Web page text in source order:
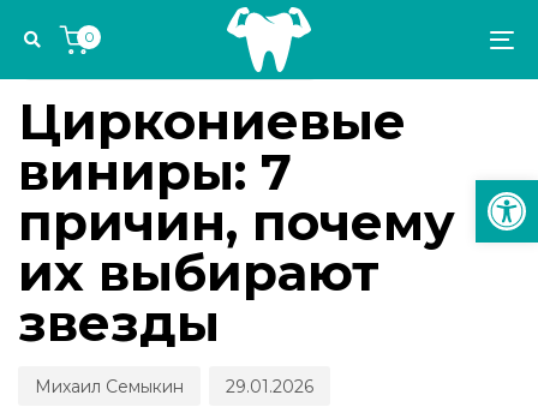
links
navigation
Skip
content
0
IN:
ИМПЛАНТОЛОГИЯ И ОРТОПЕДИЯ
Циркониевые
виниры: 7
причин, почему
их выбирают
звезды
Михаил Семыкин
on:
29.01.2026